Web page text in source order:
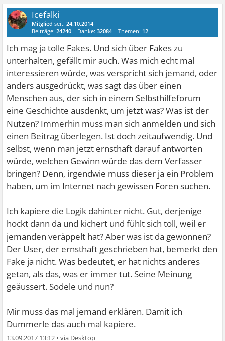
Icefalki
Mitglied seit:24.10.2014
Beiträge:24240 Danke:32084 Themen: 12
Ich mag ja tolle Fakes. Und sich über Fakes zu
unterhalten, gefällt mir auch. Was mich echt mal
interessieren würde, was verspricht sich jemand, oder
anders ausgedrückt, was sagt das über einen
Menschen aus, der sich in einem Selbsthilfeforum
eine Geschichte ausdenkt, um jetzt was? Was ist der
Nutzen? Immerhin muss man sich anmelden und sich
einen Beitrag überlegen. Ist doch zeitaufwendig. Und
selbst, wenn man jetzt ernsthaft darauf antworten
würde, welchen Gewinn würde das dem Verfasser
bringen? Denn, irgendwie muss dieser ja ein Problem
haben, um im Internet nach gewissen Foren suchen.
Ich kapiere die Logik dahinter nicht. Gut, derjenige
hockt dann da und kichert und fühlt sich toll, weil er
jemanden veräppelt hat? Aber was ist da gewonnen?
Der User, der ernsthaft geschrieben hat, bemerkt den
Fake ja nicht. Was bedeutet, er hat nichts anderes
getan, als das, was er immer tut. Seine Meinung
geäussert. Sodele und nun?
Mir muss das mal jemand erklären. Damit ich
Dummerle das auch mal kapiere.
13.09.2017 13:12 •